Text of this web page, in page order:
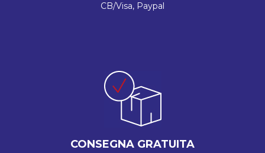
CB/Visa, Paypal
CONSEGNA GRATUITA